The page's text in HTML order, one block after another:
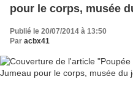
pour le corps, musée
Publié le 20/07/2014 à 13:50
Par acbx41